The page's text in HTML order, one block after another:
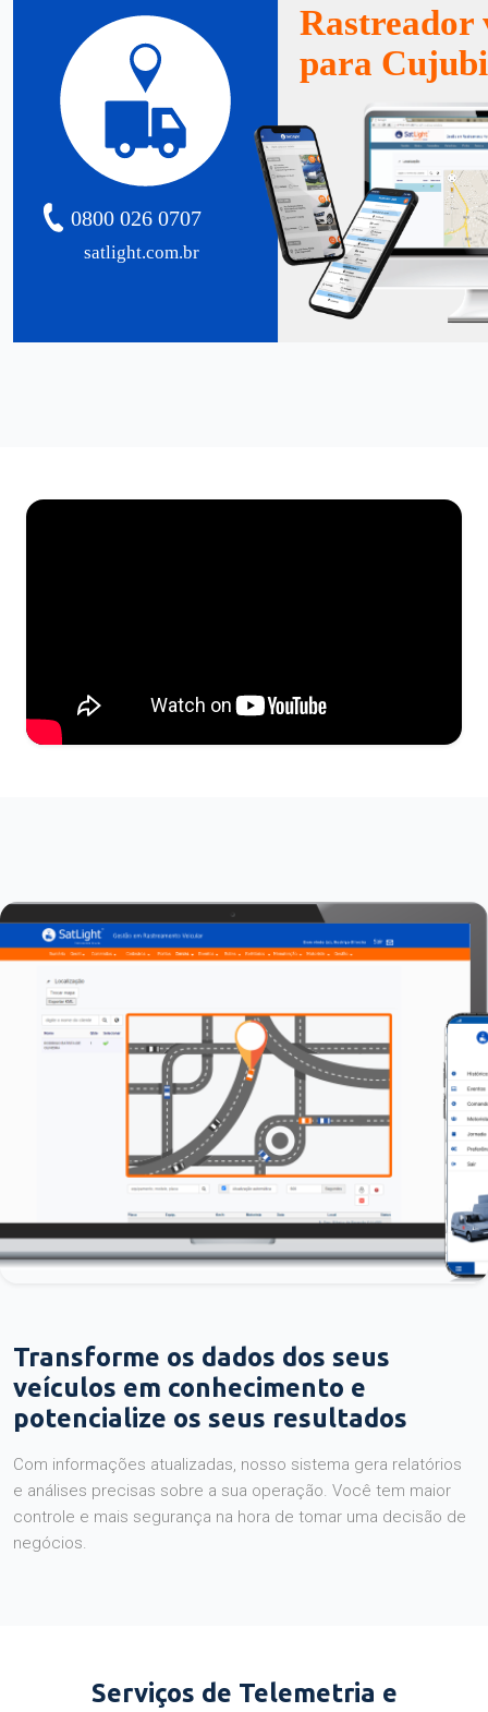
satlight.com.br
0800 026 0707
Rastreador
para
Transforme os dados dos seus
veículos em conhecimento e
potencialize os seus resultados
Com informações atualizadas, nosso sistema gera relatórios
e análises precisas sobre a sua operação. Você tem maior
controle e mais segurança na hora de tomar uma decisão de
negócios.
Serviços de Telemetria e